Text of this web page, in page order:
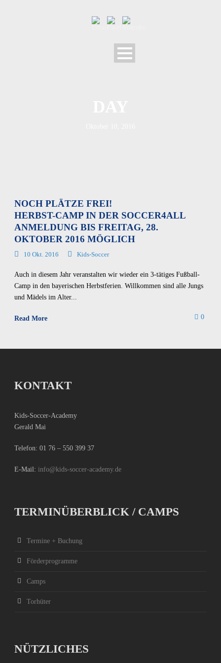
NOCH PLÄTZE FREI!
HERBST-CAMP IN DER SOCCER4ALL
ANMELDUNG BIS FREITAG, 28.
OKTOBER 2016 MÖGLICH
10 Okt. 2016 Kids-Soccer
Auch in diesem Jahr veranstalten wir wieder ein 3-tätiges Fußball-
Camp in den bayerischen Herbstferien. Willkommen sind alle Jungs
und Mädels im Alter...
Read More 0
KONTAKT
Kids-Soccer-Academy
Gerald Mai
Telefon: 01 76 – 550 399 37
E-Mail: info@kids-soccer-academy.de
TERMINÜBERBLICK / CAMPS
Termine + Buchung
Förderprogramme
Camps
Torhüter
NÜTZLICHES